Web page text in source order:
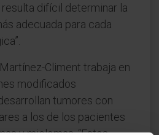
difícil determinar la
adecuada para cada
Climent trabaja en
modificados
tumores con
a los de los pacientes